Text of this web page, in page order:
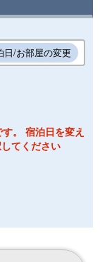
いたします。
ーヘッド・洗
アブラシ・シ
着
・乳液・メイ
日/お部屋の変更
。 宿泊日を変え
てください